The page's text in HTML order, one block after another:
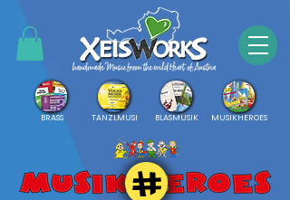
BRASS TANZLMUSI BLASMUSIK MUSIKHEROES